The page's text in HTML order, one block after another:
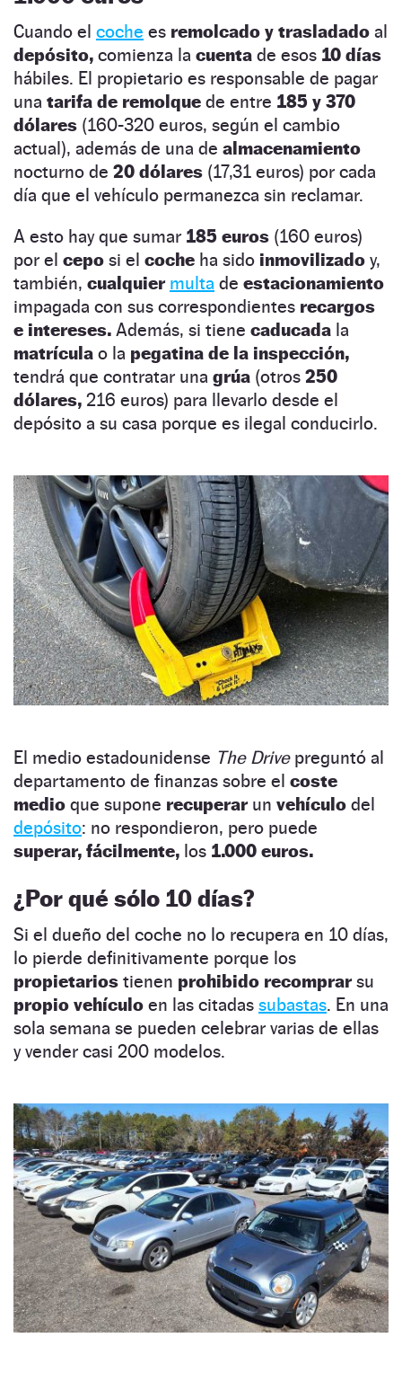
Cuando el coche es remolcado y trasladado al
depósito, comienza la cuenta de esos 10 días
hábiles. El propietario es responsable de pagar
una tarifa de remolque de entre 185 y 370
dólares (160-320 euros, según el cambio
actual), además de una de almacenamiento
nocturno de 20 dólares (17,31 euros) por cada
día que el vehículo permanezca sin reclamar.
A esto hay que sumar 185 euros (160 euros)
por el cepo si el coche ha sido inmovilizado y,
también, cualquier multa de estacionamiento
impagada con sus correspondientes recargos
e intereses. Además, si tiene caducada la
matrícula o la pegatina de la inspección,
tendrá que contratar una grúa (otros 250
dólares, 216 euros) para llevarlo desde el
depósito a su casa porque es ilegal conducirlo.
El medio estadounidense The Drivepreguntó al
departamento de finanzas sobre el coste
medio que supone recuperar un vehículo del
depósito: no respondieron, pero puede
superar, fácilmente, los 1.000 euros.
¿Por qué sólo 10 días?
Si el dueño del coche no lo recupera en 10 días,
lo pierde definitivamente porque los
propietarios tienen prohibido recomprarsu
propio vehículo en las citadas subastas. En una
sola semana se pueden celebrar varias de ellas
y vender casi 200 modelos.